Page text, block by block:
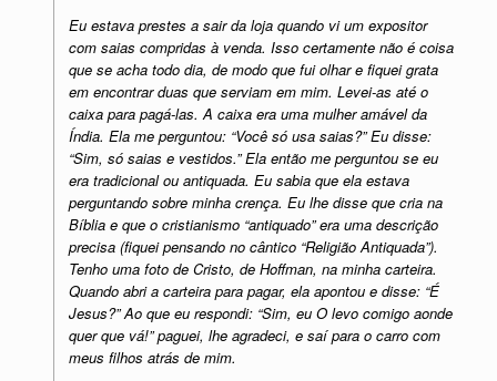
Eu estava prestes a sair da loja quando vi um expositor
com saias compridas à venda. Isso certamente não é coisa
que se acha todo dia, de modo que fui olhar e fiquei grata
em encontrar duas que serviam em mim. Levei-as até o
caixa para pagá-las. A caixa era uma mulher amável da
Índia. Ela me perguntou: “Você só usa saias?” Eu disse:
“Sim, só saias e vestidos.” Ela então me perguntou se eu
era tradicional ou antiquada. Eu sabia que ela estava
perguntando sobre minha crença. Eu lhe disse que cria na
Bíblia e que o cristianismo “antiquado” era uma descrição
precisa (fiquei pensando no cântico “Religião Antiquada”).
Tenho uma foto de Cristo, de Hoffman, na minha carteira.
Quando abri a carteira para pagar, ela apontou e disse: “É
Jesus?” Ao que eu respondi: “Sim, eu O levo comigo aonde
quer que vá!” paguei, lhe agradeci, e saí para o carro com
meus filhos atrás de mim.